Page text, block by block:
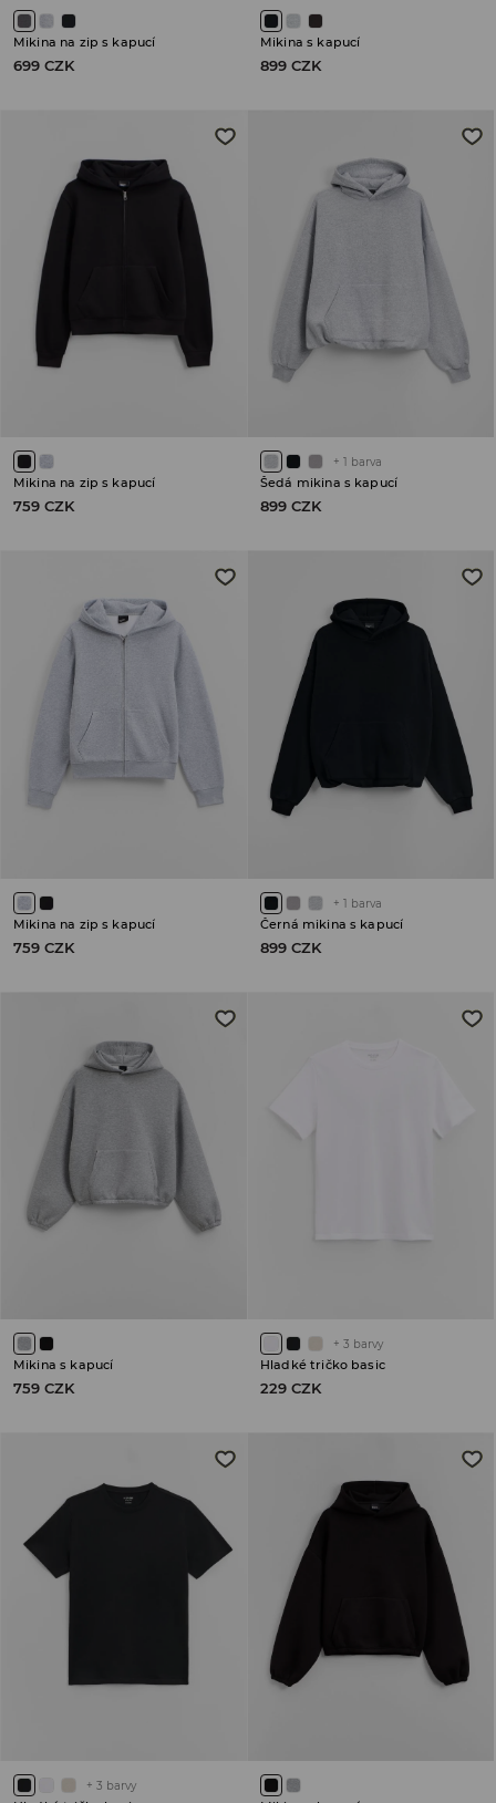
Mikina na zip s kapucí
699 CZK
Mikina s kapucí
899 CZK
Mikina na zip s kapucí
759 CZK
+ 1 barva
Šedá mikina s kapucí
899 CZK
Mikina na zip s kapucí
759 CZK
+ 1 barva
Černá mikina s kapucí
899 CZK
Mikina s kapucí
759 CZK
+ 3 barvy
Hladké tričko basic
229 CZK
+ 3 barvy